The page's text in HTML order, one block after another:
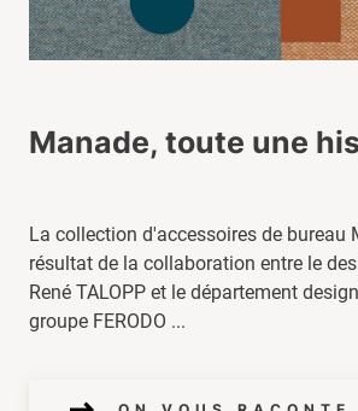
Manade, toute une
La collection d'accessoires de bureau
résultat de la collaboration entre le
René TALOPP et le département
groupe FERODO ...